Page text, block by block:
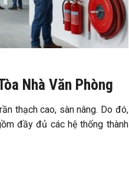
Nhà Văn Phòng
thạch cao, sàn nâng. Do đó,
đầy đủ các hệ thống thành